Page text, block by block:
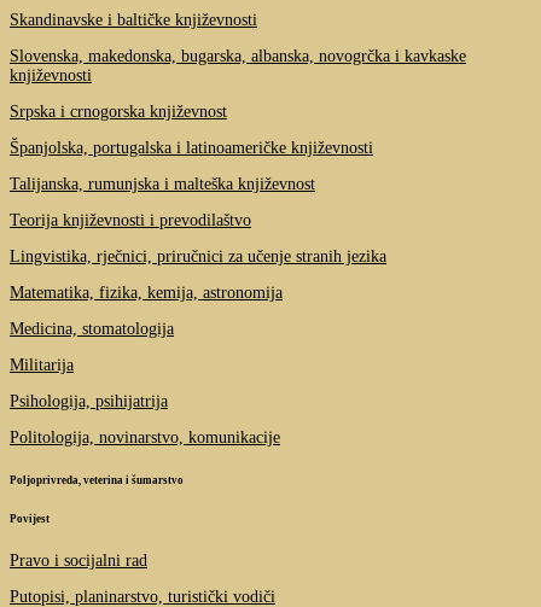
Skandinavske i baltičke književnosti
Slovenska, makedonska, bugarska, albanska, novogrčka i kavkaske
književnosti
Srpska i crnogorska književnost
Španjolska, portugalska i latinoameričke književnosti
Talijanska, rumunjska i malteška književnost
Teorija književnosti i prevodilaštvo
Lingvistika, rječnici, priručnici za učenje stranih jezika
Matematika, fizika, kemija, astronomija
Medicina, stomatologija
Militarija
Psihologija, psihijatrija
Politologija, novinarstvo, komunikacije
Poljoprivreda, veterina i šumarstvo
Povijest
Pravo i socijalni rad
Putopisi, planinarstvo, turistički vodiči